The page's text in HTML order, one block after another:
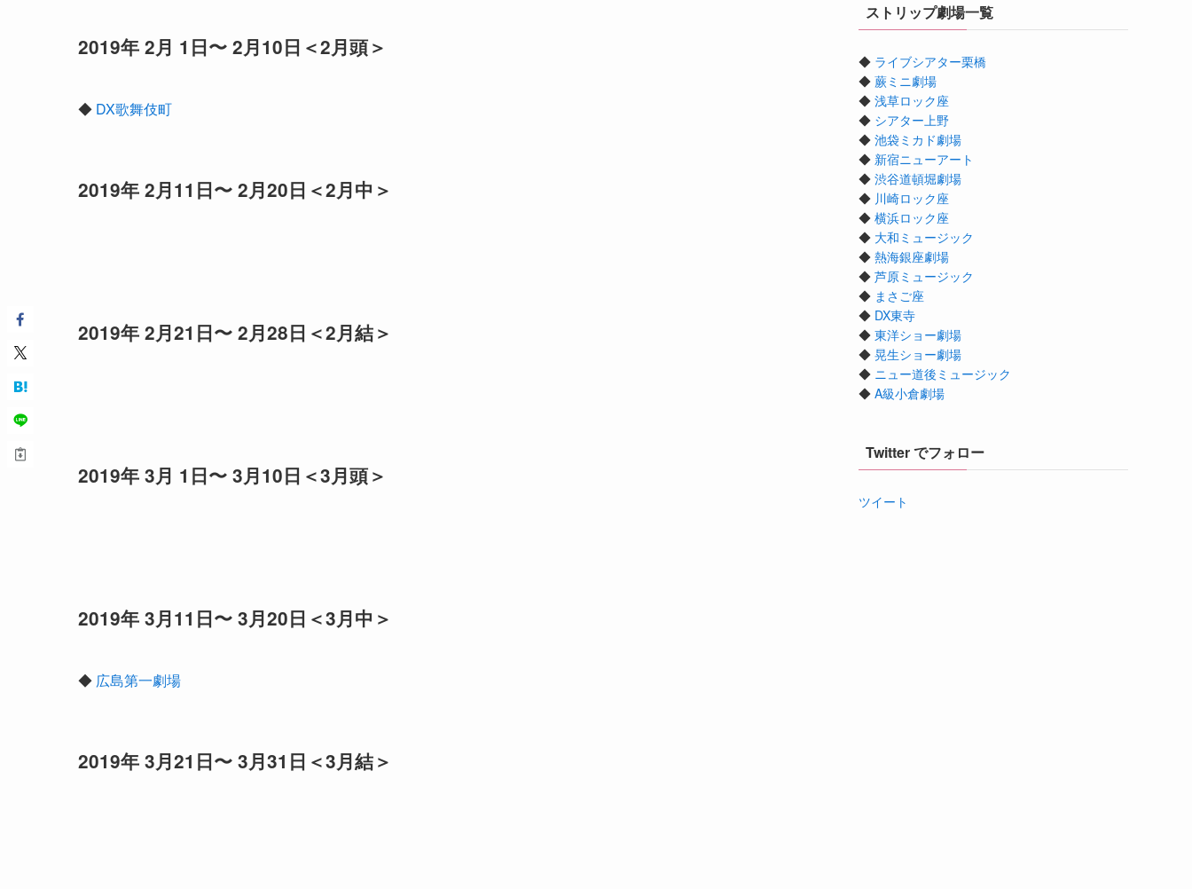
2019年 2月 1日〜 2月10日＜2月頭＞
◆ DX歌舞伎町
2019年 2月11日〜 2月20日＜2月中＞
2019年 2月21日〜 2月28日＜2月結＞
2019年 3月 1日〜 3月10日＜3月頭＞
2019年 3月11日〜 3月20日＜3月中＞
◆ 広島第一劇場
2019年 3月21日〜 3月31日＜3月結＞
ストリップ劇場一覧
◆ ライブシアター栗橋
◆ 蕨ミニ劇場
◆ 浅草ロック座
◆ シアター上野
◆ 池袋ミカド劇場
◆ 新宿ニューアート
◆ 渋谷道頓堀劇場
◆ 川崎ロック座
◆ 横浜ロック座
◆ 大和ミュージック
◆ 熱海銀座劇場
◆ 芦原ミュージック
◆ まさご座
◆ DX東寺
◆ 東洋ショー劇場
◆ 晃生ショー劇場
◆ ニュー道後ミュージック
◆ A級小倉劇場
Twitter でフォロー
ツイート